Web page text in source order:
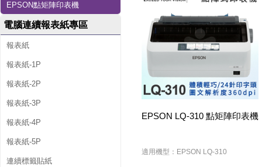
表
機
EPSON點矩陣印表機
電腦連續報表紙專區
報表紙
報表紙-1P
報表紙-2P
報表紙-3P
報表紙-4P
報表紙-5P
連續標籤貼紙
EPSON LQ-310 點矩陣印表機
適用機型：EPSON LQ-310